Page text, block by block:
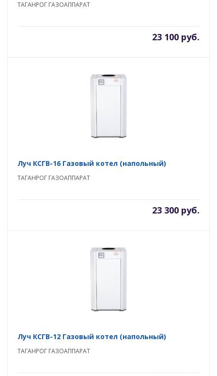
ТАГАНРОГ ГАЗОАППАРАТ
23 100 руб.
Луч КСГВ-16 Газовый котел (напольный)
ТАГАНРОГ ГАЗОАППАРАТ
23 300 руб.
Луч КСГВ-12 Газовый котел (напольный)
ТАГАНРОГ ГАЗОАППАРАТ